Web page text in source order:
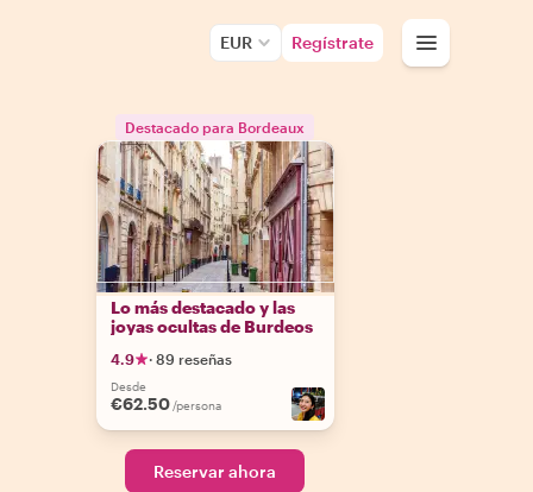
EUR Regístrate
Destacado para Bordeaux
Lo más destacado y las
joyas ocultas de Burdeos
4.9 · 89 reseñas
Desde
€62.50 /persona
Reservar ahora